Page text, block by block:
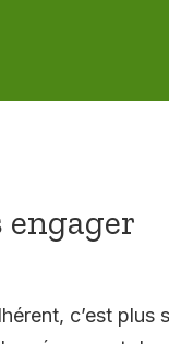
c’est plus